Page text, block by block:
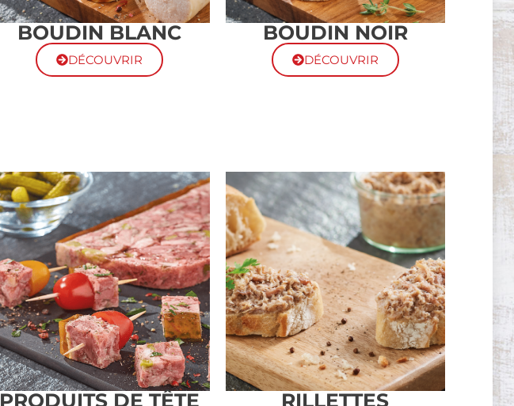
BOUDIN BLANC
DÉCOUVRIR
BOUDIN NOIR
DÉCOUVRIR
PRODUITS DE TÊTE RILLETTES